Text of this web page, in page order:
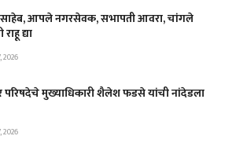
आपले नगरसेवक, सभापती आवरा, चांगले
द्या
2026
परिषदेचे मुख्याधिकारी शैलेश फडसे यांची नांदेडला
2026